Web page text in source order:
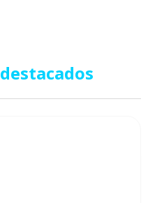
destacados